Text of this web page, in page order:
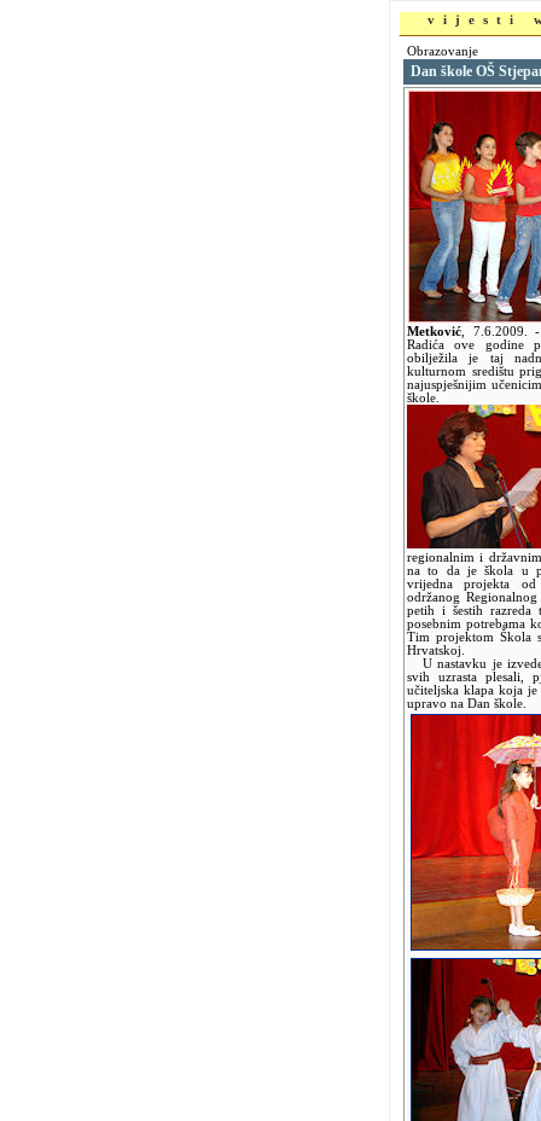
vijesti
Obrazovanje
Dan škole OŠ
Metković 7.6.2009.
Radića ove godine
obilježila je taj
kulturnom središtu
najuspješnijim
škole.
regionalnim i
na to da je škola u
vrijedna projekta
održanog
petih i šestih razreda
posebnim potrebama
Tim projektom Škola
Hrvatskoj.
U nastavku je
svih uzrasta plesali,
učiteljska klapa koja
upravo na Dan škole.